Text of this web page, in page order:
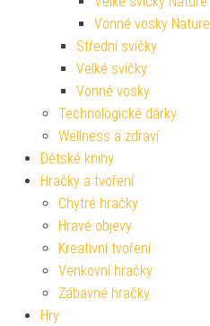
Vonné vosky Nature
Střední svíčky
Velké svíčky
Vonné vosky
Technologické dárky
Wellness a zdraví
Dětské knihy
Hračky a tvoření
Chytré hračky
Hravé objevy
Kreativní tvoření
Venkovní hračky
Zábavné hračky
Hry